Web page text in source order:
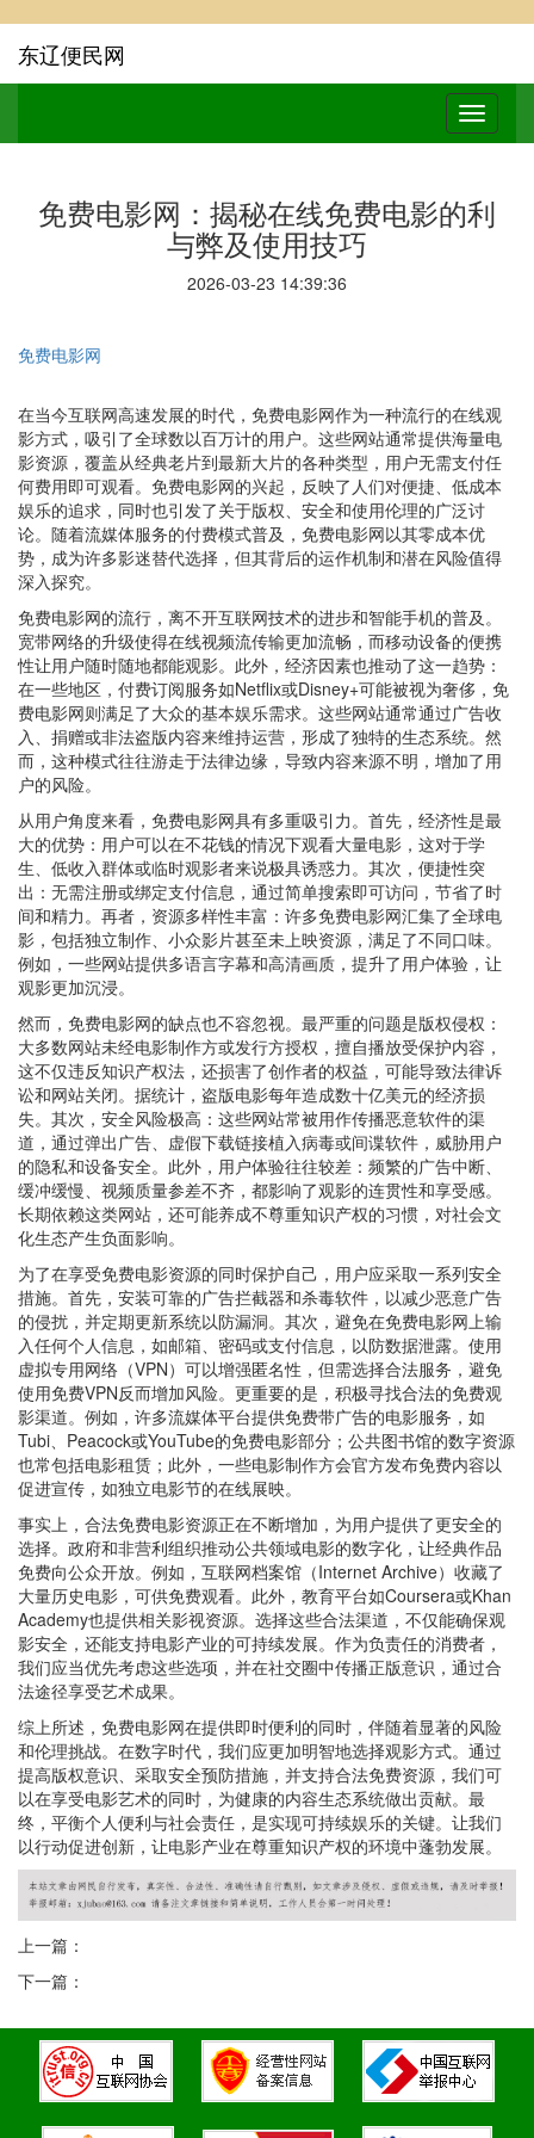
东辽便民网
免费电影网：揭秘在线免费电影的利
与弊及使用技巧
2026-03-23 14:39:36
免费电影网
在当今互联网高速发展的时代，免费电影网作为一种流行的在线观
影方式，吸引了全球数以百万计的用户。这些网站通常提供海量电
影资源，覆盖从经典老片到最新大片的各种类型，用户无需支付任
何费用即可观看。免费电影网的兴起，反映了人们对便捷、低成本
娱乐的追求，同时也引发了关于版权、安全和使用伦理的广泛讨
论。随着流媒体服务的付费模式普及，免费电影网以其零成本优
势，成为许多影迷替代选择，但其背后的运作机制和潜在风险值得
深入探究。
免费电影网的流行，离不开互联网技术的进步和智能手机的普及。
宽带网络的升级使得在线视频流传输更加流畅，而移动设备的便携
性让用户随时随地都能观影。此外，经济因素也推动了这一趋势：
在一些地区，付费订阅服务如Netflix或Disney+可能被视为奢侈，免
费电影网则满足了大众的基本娱乐需求。这些网站通常通过广告收
入、捐赠或非法盗版内容来维持运营，形成了独特的生态系统。然
而，这种模式往往游走于法律边缘，导致内容来源不明，增加了用
户的风险。
从用户角度来看，免费电影网具有多重吸引力。首先，经济性是最
大的优势：用户可以在不花钱的情况下观看大量电影，这对于学
生、低收入群体或临时观影者来说极具诱惑力。其次，便捷性突
出：无需注册或绑定支付信息，通过简单搜索即可访问，节省了时
间和精力。再者，资源多样性丰富：许多免费电影网汇集了全球电
影，包括独立制作、小众影片甚至未上映资源，满足了不同口味。
例如，一些网站提供多语言字幕和高清画质，提升了用户体验，让
观影更加沉浸。
然而，免费电影网的缺点也不容忽视。最严重的问题是版权侵权：
大多数网站未经电影制作方或发行方授权，擅自播放受保护内容，
这不仅违反知识产权法，还损害了创作者的权益，可能导致法律诉
讼和网站关闭。据统计，盗版电影每年造成数十亿美元的经济损
失。其次，安全风险极高：这些网站常被用作传播恶意软件的渠
道，通过弹出广告、虚假下载链接植入病毒或间谍软件，威胁用户
的隐私和设备安全。此外，用户体验往往较差：频繁的广告中断、
缓冲缓慢、视频质量参差不齐，都影响了观影的连贯性和享受感。
长期依赖这类网站，还可能养成不尊重知识产权的习惯，对社会文
化生态产生负面影响。
为了在享受免费电影资源的同时保护自己，用户应采取一系列安全
措施。首先，安装可靠的广告拦截器和杀毒软件，以减少恶意广告
的侵扰，并定期更新系统以防漏洞。其次，避免在免费电影网上输
入任何个人信息，如邮箱、密码或支付信息，以防数据泄露。使用
虚拟专用网络（VPN）可以增强匿名性，但需选择合法服务，避免
使用免费VPN反而增加风险。更重要的是，积极寻找合法的免费观
影渠道。例如，许多流媒体平台提供免费带广告的电影服务，如
Tubi、Peacock或YouTube的免费电影部分；公共图书馆的数字资源
也常包括电影租赁；此外，一些电影制作方会官方发布免费内容以
促进宣传，如独立电影节的在线展映。
事实上，合法免费电影资源正在不断增加，为用户提供了更安全的
选择。政府和非营利组织推动公共领域电影的数字化，让经典作品
免费向公众开放。例如，互联网档案馆（Internet Archive）收藏了
大量历史电影，可供免费观看。此外，教育平台如Coursera或Khan
Academy也提供相关影视资源。选择这些合法渠道，不仅能确保观
影安全，还能支持电影产业的可持续发展。作为负责任的消费者，
我们应当优先考虑这些选项，并在社交圈中传播正版意识，通过合
法途径享受艺术成果。
综上所述，免费电影网在提供即时便利的同时，伴随着显著的风险
和伦理挑战。在数字时代，我们应更加明智地选择观影方式。通过
提高版权意识、采取安全预防措施，并支持合法免费资源，我们可
以在享受电影艺术的同时，为健康的内容生态系统做出贡献。最
终，平衡个人便利与社会责任，是实现可持续娱乐的关键。让我们
以行动促进创新，让电影产业在尊重知识产权的环境中蓬勃发展。
上一篇：
下一篇：